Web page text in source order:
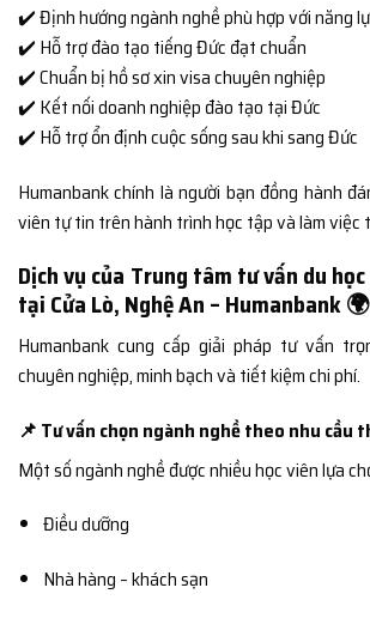
✔️ Định hướng ngành nghề phù hợp với năng
✔️ Hỗ trợ đào tạo tiếng Đức đạt chuẩn
✔️ Chuẩn bị hồ sơ xin visa chuyên nghiệp
✔️ Kết nối doanh nghiệp đào tạo tại Đức
✔️ Hỗ trợ ổn định cuộc sống sau khi sang Đức
Humanbank chính là người bạn đồng hành
viên tự tin trên hành trình học tập và làm việc
Dịch vụ của Trung tâm tư vấn du
tại Cửa Lò, Nghệ An – Humanbank 🌍
Humanbank cung cấp giải pháp tư vấn
chuyên nghiệp, minh bạch và tiết kiệm chi phí.
📌 Tư vấn chọn ngành nghề theo nhu cầu
Một số ngành nghề được nhiều học viên lựa
Điều dưỡng
Nhà hàng – khách sạn